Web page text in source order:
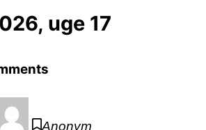
uge 17
Anonym